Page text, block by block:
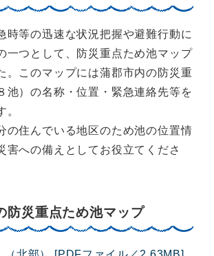
等の迅速な状況把握や避難行動に
一つとして、防災重点ため池マップ
。このマップには蒲郡市内の防災重
池）の名称・位置・緊急連絡先等を
。
住んでいる地区のため池の位置情
害への備えとしてお役立てくださ
防災重点ため池マップ